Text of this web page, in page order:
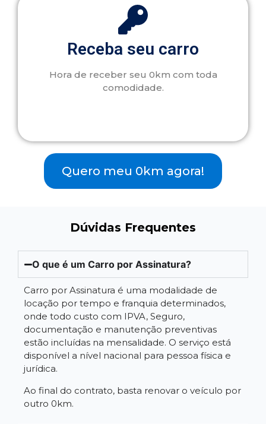
Receba seu carro
Hora de receber seu 0km com toda
comodidade.
Quero meu 0km agora!
Dúvidas Frequentes
O que é um Carro por Assinatura?
Carro por Assinatura é uma modalidade de
locação por tempo e franquia determinados,
onde todo custo com IPVA, Seguro,
documentação e manutenção preventivas
estão incluídas na mensalidade. O serviço está
disponível a nível nacional para pessoa física e
jurídica.
Ao final do contrato, basta renovar o veículo por
outro 0km.